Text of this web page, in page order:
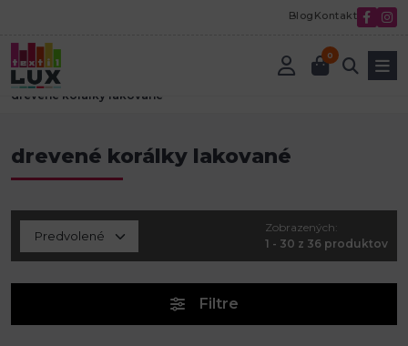
Blog Kontakt
0
Úvod
Drevené koráliky
drevené korálky lakované
drevené korálky lakované
Zobrazených:
1 - 30 z 36 produktov
Filtre